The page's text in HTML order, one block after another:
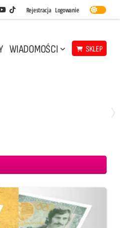
Siatkarskie Ligi
Youtube
TikTok
Rejestracja Logowanie
WIADOMOŚCI SKLEP